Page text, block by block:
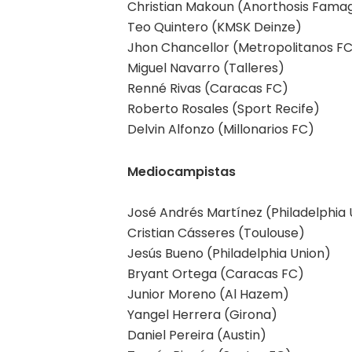
Christian Makoun (Anorthosis
Teo Quintero (KMSK Deinze)
Jhon Chancellor (Metropolitanos
Miguel Navarro (Talleres)
Renné Rivas (Caracas FC)
Roberto Rosales (Sport Recife)
Delvin Alfonzo (Millonarios FC)
Mediocampistas
José Andrés Martínez (Philadelphia
Cristian Cásseres (Toulouse)
Jesús Bueno (Philadelphia Union)
Bryant Ortega (Caracas FC)
Junior Moreno (Al Hazem)
Yangel Herrera (Girona)
Daniel Pereira (Austin)